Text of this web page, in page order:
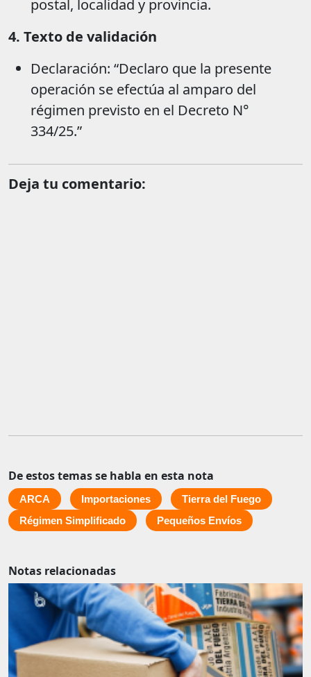
postal, localidad y provincia.
4. Texto de validación
Declaración: “Declaro que la presente
operación se efectúa al amparo del
régimen previsto en el Decreto N°
334/25.”
Deja tu comentario:
De estos temas se habla en esta nota
ARCA Importaciones
Tierra del Fuego
Régimen Simplificado
Pequeños Envíos
Notas relacionadas